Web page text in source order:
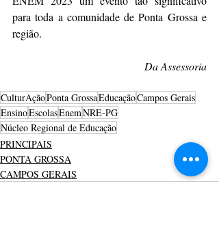
para toda a comunidade de Ponta Grossa e
região.
Da Assessoria
CulturAçãoPonta GrossaEducaçãoCampos Gerais
EnsinoEscolasEnemNRE-PG
Núcleo Regional de Educação
PRINCIPAIS
PONTA GROSSA
CAMPOS GERAIS